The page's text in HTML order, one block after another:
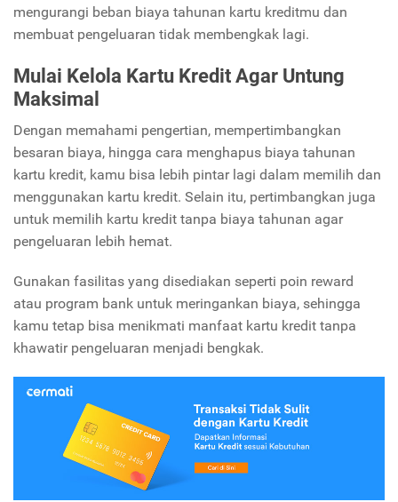
mengurangi beban biaya tahunan kartu kreditmu dan
membuat pengeluaran tidak membengkak lagi.
Mulai Kelola Kartu Kredit Agar Untung
Maksimal
Dengan memahami pengertian, mempertimbangkan
besaran biaya, hingga cara menghapus biaya tahunan
kartu kredit, kamu bisa lebih pintar lagi dalam memilih dan
menggunakan kartu kredit. Selain itu, pertimbangkan juga
untuk memilih kartu kredit tanpa biaya tahunan agar
pengeluaran lebih hemat.
Gunakan fasilitas yang disediakan seperti poin reward
atau program bank untuk meringankan biaya, sehingga
kamu tetap bisa menikmati manfaat kartu kredit tanpa
khawatir pengeluaran menjadi bengkak.